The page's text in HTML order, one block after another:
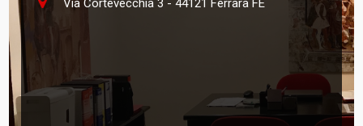
Via Cortevecchia 3 - 44121 Ferrara FE